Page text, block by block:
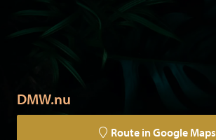
DMW.nu
Route in Google Maps